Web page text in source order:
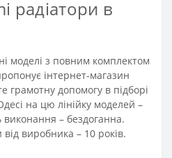
радіатори в
моделі з повним комплектом
інтернет-магазин
грамотну допомогу в підборі
на цю лінійку моделей –
виконання – бездоганна.
виробника – 10 років.